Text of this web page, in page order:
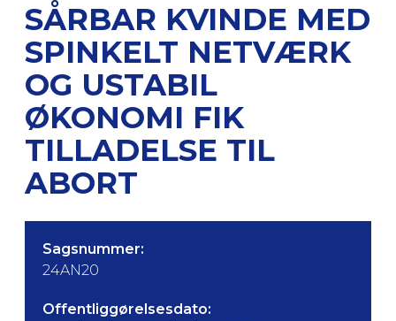
SÅRBAR KVINDE MED
SPINKELT NETVÆRK
OG USTABIL
ØKONOMI FIK
TILLADELSE TIL
ABORT
Sagsnummer:
24AN20
Offentliggørelsesdato: